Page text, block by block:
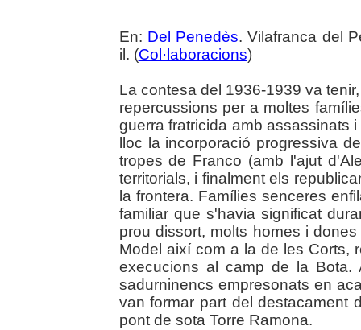
En: Del Penedès. Vilafranca del
il. (Col·laboracions)
La contesa del 1936-1939 va
repercussions per a moltes
guerra fratricida amb assassinats
lloc la incorporació progressiva
tropes de Franco (amb l'ajut
territorials, i finalment els
la frontera. Famílies senceres
familiar que s'havia significat
prou dissort, molts homes i
Model així com a la de les Corts,
execucions al camp de la Bota.
sadurninencs empresonats en
van formar part del destacament
pont de sota Torre Ramona.